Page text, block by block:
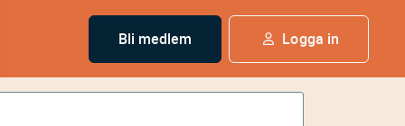
Bli medlem Logga in